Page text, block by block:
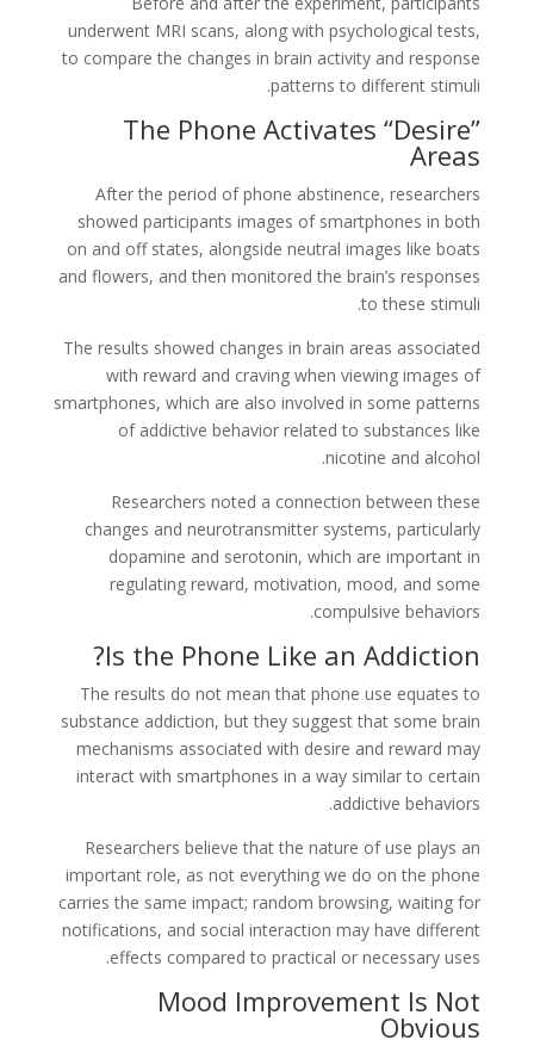
underwent MRI scans, along with psychological tests,
to compare the changes in brain activity and response
patterns to different stimuli.
The Phone Activates “Desire”
Areas
After the period of phone abstinence, researchers
showed participants images of smartphones in both
on and off states, alongside neutral images like boats
and flowers, and then monitored the brain’s responses
to these stimuli.
The results showed changes in brain areas associated
with reward and craving when viewing images of
smartphones, which are also involved in some patterns
of addictive behavior related to substances like
nicotine and alcohol.
Researchers noted a connection between these
changes and neurotransmitter systems, particularly
dopamine and serotonin, which are important in
regulating reward, motivation, mood, and some
compulsive behaviors.
Is the Phone Like an Addiction?
The results do not mean that phone use equates to
substance addiction, but they suggest that some brain
mechanisms associated with desire and reward may
interact with smartphones in a way similar to certain
addictive behaviors.
Researchers believe that the nature of use plays an
important role, as not everything we do on the phone
carries the same impact; random browsing, waiting for
notifications, and social interaction may have different
effects compared to practical or necessary uses.
Mood Improvement Is Not
Obvious